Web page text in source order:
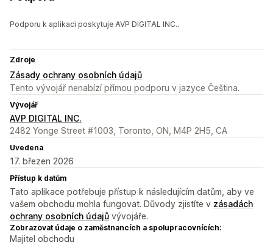
Podporu k aplikaci poskytuje AVP DIGITAL INC..
Zdroje
Zásady ochrany osobních údajů
Tento vývojář nenabízí přímou podporu v jazyce Čeština.
Vývojář
AVP DIGITAL INC.
2482 Yonge Street #1003, Toronto, ON, M4P 2H5, CA
Uvedena
17. březen 2026
Přístup k datům
Tato aplikace potřebuje přístup k následujícím datům, aby ve
vašem obchodu mohla fungovat. Důvody zjistíte v zásadách
ochrany osobních údajů vývojáře.
Zobrazovat údaje o zaměstnancích a spolupracovnících:
Majitel obchodu